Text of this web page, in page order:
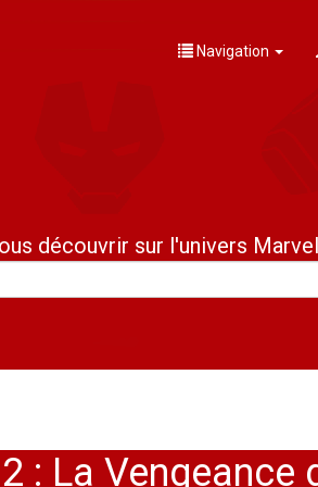
Navigation
découvrir sur l'univers
: La Vengeance